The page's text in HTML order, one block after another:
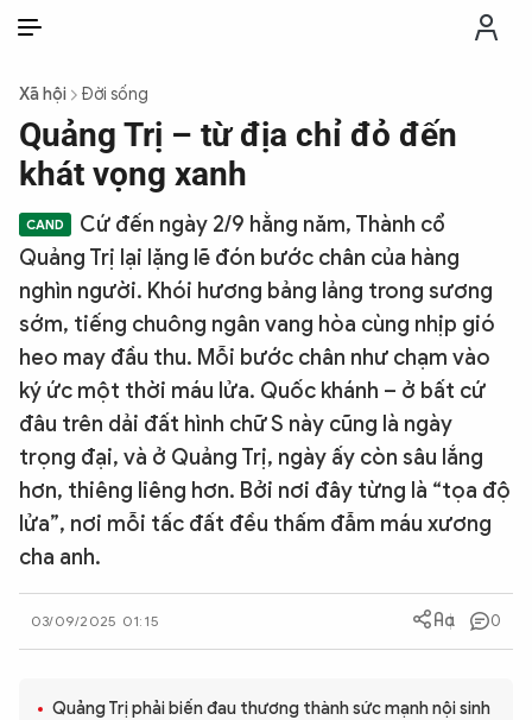
THỜI SỰ
CHỐNG DIỄN BIẾN HÒA BÌNH
CÔNG AN TRONG LÒNG DÂN
XÃ HỘI
PHÁP LUẬT
CÔNG NGHỆ
QUỐC TẾ
BẠN ĐỌC & CAND
Xã hội Đời sống
Quảng Trị – từ địa chỉ đỏ đến
khát vọng xanh
Cứ đến ngày 2/9 hằng năm, Thành cổ
Quảng Trị lại lặng lẽ đón bước chân của hàng
nghìn người. Khói hương bảng lảng trong sương
sớm, tiếng chuông ngân vang hòa cùng nhịp gió
heo may đầu thu. Mỗi bước chân như chạm vào
ký ức một thời máu lửa. Quốc khánh – ở bất cứ
đâu trên dải đất hình chữ S này cũng là ngày
trọng đại, và ở Quảng Trị, ngày ấy còn sâu lắng
hơn, thiêng liêng hơn. Bởi nơi đây từng là “tọa độ
lửa”, nơi mỗi tấc đất đều thấm đẫm máu xương
cha anh.
03/09/2025 01:15 0
Quảng Trị phải biến đau thương thành sức mạnh nội sinh